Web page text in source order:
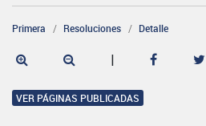
Primera Resoluciones Detalle
|
VER PÁGINAS PUBLICADAS